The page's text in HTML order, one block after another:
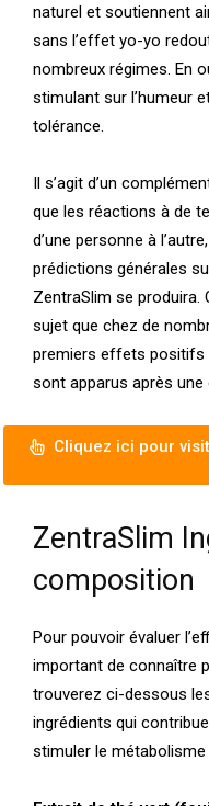
naturel et soutiennent
sans l’effet yo-yo
nombreux régimes. En
stimulant sur l’humeur
tolérance.
Il s’agit d’un
que les réactions à de
d’une personne à
prédictions générales
ZentraSlim se produira.
sujet que chez de
premiers effets positifs
sont apparus après une
Cliquez ici pour
ZentraSlim
composition
Pour pouvoir évaluer
important de connaître
trouverez ci-dessous
ingrédients qui
stimuler le métabolisme